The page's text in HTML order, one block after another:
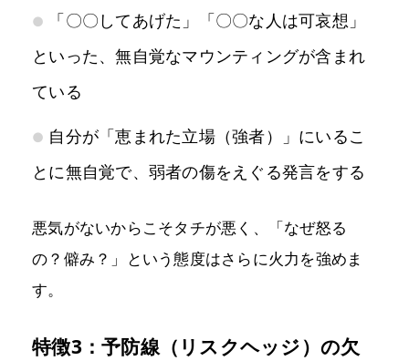
「〇〇してあげた」「〇〇な人は可哀想」
といった、無自覚なマウンティングが含まれ
ている
自分が「恵まれた立場（強者）」にいるこ
とに無自覚で、弱者の傷をえぐる発言をする
悪気がないからこそタチが悪く、「なぜ怒る
の？僻み？」という態度はさらに火力を強めま
す。
特徴3：予防線（リスクヘッジ）の欠